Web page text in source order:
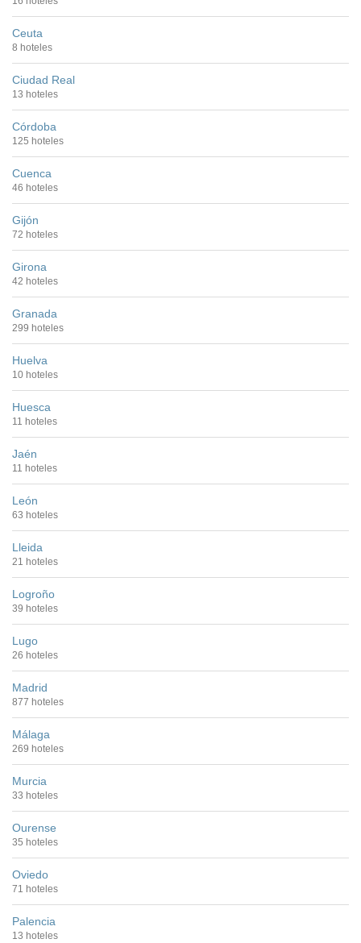
Ceuta
8 hoteles
Ciudad Real
13 hoteles
Córdoba
125 hoteles
Cuenca
46 hoteles
Gijón
72 hoteles
Girona
42 hoteles
Granada
299 hoteles
Huelva
10 hoteles
Huesca
11 hoteles
Jaén
11 hoteles
León
63 hoteles
Lleida
21 hoteles
Logroño
39 hoteles
Lugo
26 hoteles
Madrid
877 hoteles
Málaga
269 hoteles
Murcia
33 hoteles
Ourense
35 hoteles
Oviedo
71 hoteles
Palencia
13 hoteles